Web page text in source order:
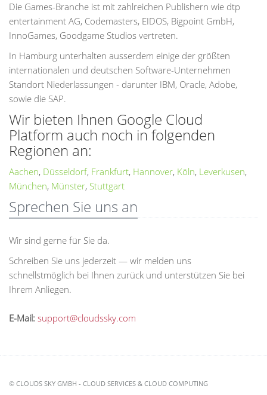
Die Games-Branche ist mit zahlreichen Publishern wie dtp
entertainment AG, Codemasters, EIDOS, Bigpoint GmbH,
InnoGames, Goodgame Studios vertreten.
In Hamburg unterhalten ausserdem einige der größten
internationalen und deutschen Software-Unternehmen
Standort Niederlassungen - darunter IBM, Oracle, Adobe,
sowie die SAP.
Wir bieten Ihnen Google Cloud
Platform auch noch in folgenden
Regionen an:
Aachen, Düsseldorf, Frankfurt, Hannover, Köln, Leverkusen,
München, Münster, Stuttgart
Sprechen Sie uns an
Wir sind gerne für Sie da.
Schreiben Sie uns jederzeit — wir melden uns
schnellstmöglich bei Ihnen zurück und unterstützen Sie bei
Ihrem Anliegen.
E-Mail: support@cloudssky.com
© CLOUDS SKY GMBH - CLOUD SERVICES & CLOUD COMPUTING